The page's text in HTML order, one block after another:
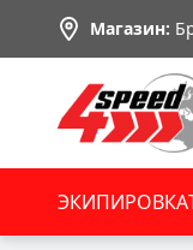
Skip to Content
Магазин:
ЭКИПИРОВКА